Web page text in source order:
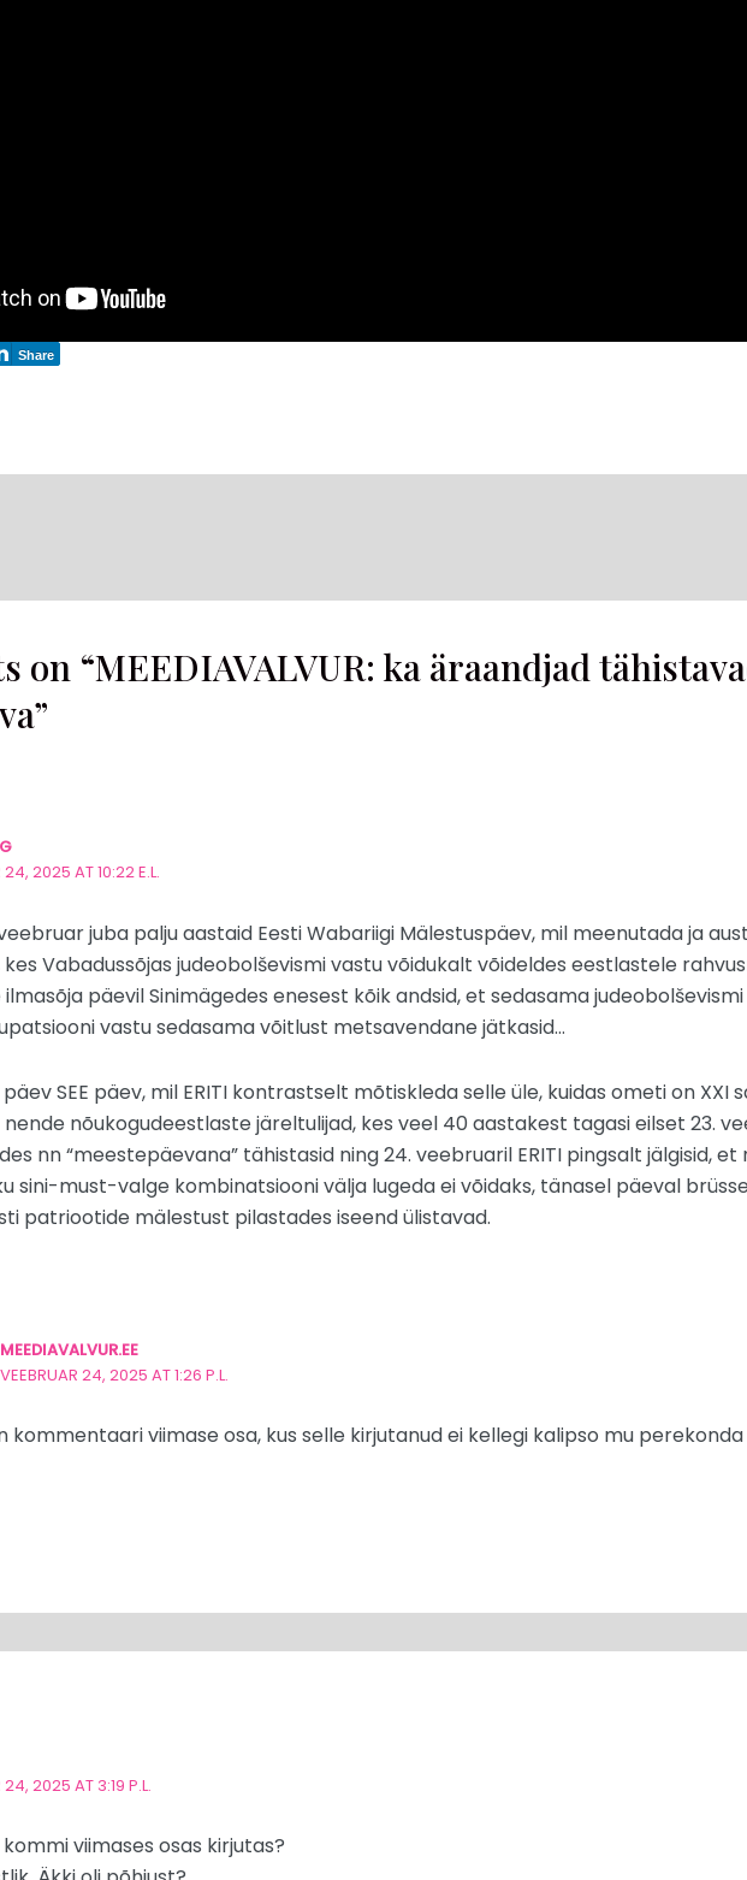
Share
on “MEEDIAVALVUR: ka äraandjad
24, 2025 AT 10:22 E.L.
juba palju aastaid Eesti Wabariigi Mälestuspäev, mil meenutada ja
kes Vabadussõjas judeobolševismi vastu võidukalt võideldes eestlastele
ilmasõja päevil Sinimägedes enesest kõik andsid, et sedasama
vastu sedasama võitlust metsavendane jätkasid…
SEE päev, mil ERITI kontrastselt mõtiskleda selle üle, kuidas ometi on XXI
nende nõukogudeestlaste järeltulijad, kes veel 40 aastakest tagasi eilset 23.
nn “meestepäevana” tähistasid ning 24. veebruaril ERITI pingsalt jälgisid,
sini-must-valge kombinatsiooni välja lugeda ei võidaks, tänasel päeval
patriootide mälestust pilastades iseend ülistavad.
MEEDIAVALVUR.EE
VEEBRUAR 24, 2025 AT 1:26 P.L.
kommentaari viimase osa, kus selle kirjutanud ei kellegi kalipso mu
24, 2025 AT 3:19 P.L.
viimases osas kirjutas?